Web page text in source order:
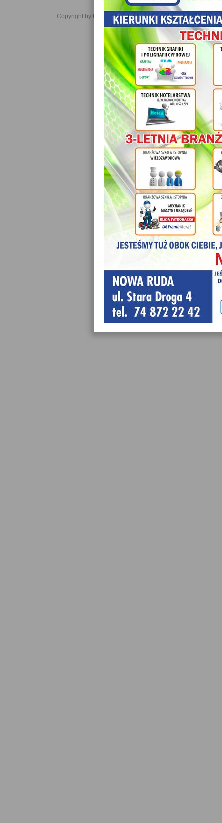
Copyright by Daniel JabĹoĹski 2006-2021. All rights